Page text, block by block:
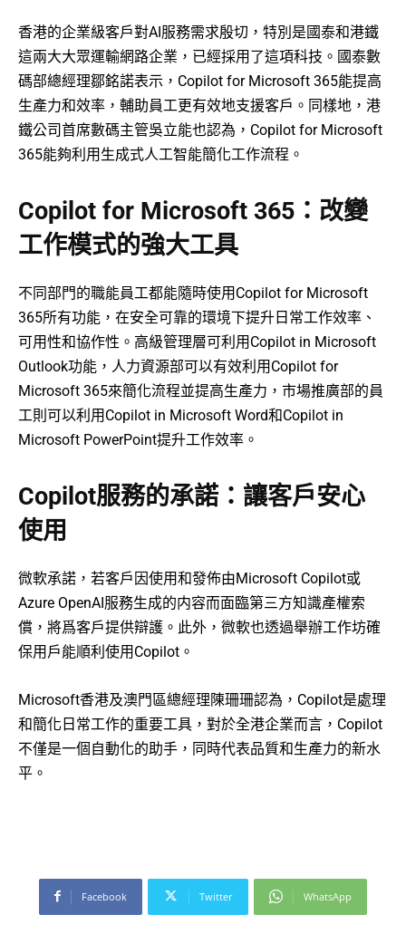
香港的企業級客戶對AI服務需求殷切，特別是國泰和港鐵
這兩大大眾運輸網路企業，已經採用了這項科技。國泰數
碼部總經理鄒銘諾表示，Copilot for Microsoft 365能提高
生產力和效率，輔助員工更有效地支援客戶。同樣地，港
鐵公司首席數碼主管吳立能也認為，Copilot for Microsoft
365能夠利用生成式人工智能簡化工作流程。
Copilot for Microsoft 365：改變
工作模式的強大工具
不同部門的職能員工都能隨時使用Copilot for Microsoft
365所有功能，在安全可靠的環境下提升日常工作效率、
可用性和協作性。高級管理層可利用Copilot in Microsoft
Outlook功能，人力資源部可以有效利用Copilot for
Microsoft 365來簡化流程並提高生產力，市場推廣部的員
工則可以利用Copilot in Microsoft Word和Copilot in
Microsoft PowerPoint提升工作效率。
Copilot服務的承諾：讓客戶安心
使用
微軟承諾，若客戶因使用和發佈由Microsoft Copilot或
Azure OpenAI服務生成的内容而面臨第三方知識產權索
償，將爲客戶提供辯護。此外，微軟也透過舉辦工作坊確
保用戶能順利使用Copilot。
Microsoft香港及澳門區總經理陳珊珊認為，Copilot是處理
和簡化日常工作的重要工具，對於全港企業而言，Copilot
不僅是一個自動化的助手，同時代表品質和生產力的新水
平。
Facebook Twitter WhatsApp